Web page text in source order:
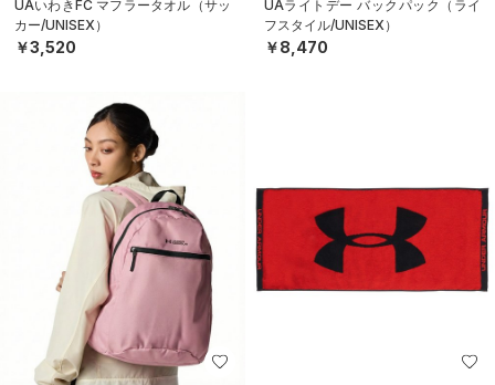
UAいわきFC マフラータオル（サッ
カー/UNISEX）
￥3,520
UAライトデー バックパック（ライ
フスタイル/UNISEX）
￥8,470